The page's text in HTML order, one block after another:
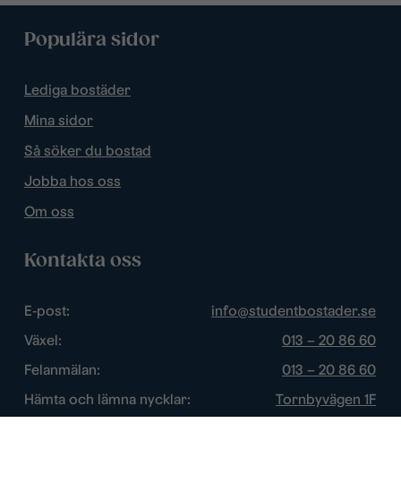
Populära sidor
Lediga bostäder
Mina sidor
Så söker du bostad
Jobba hos oss
Om oss
Kontakta oss
E-post:
info@studentbostader.se
Växel:
013 – 20 86 60
Felanmälan:
013 – 20 86 60
Hämta och lämna nycklar:
Tornbyvägen 1F